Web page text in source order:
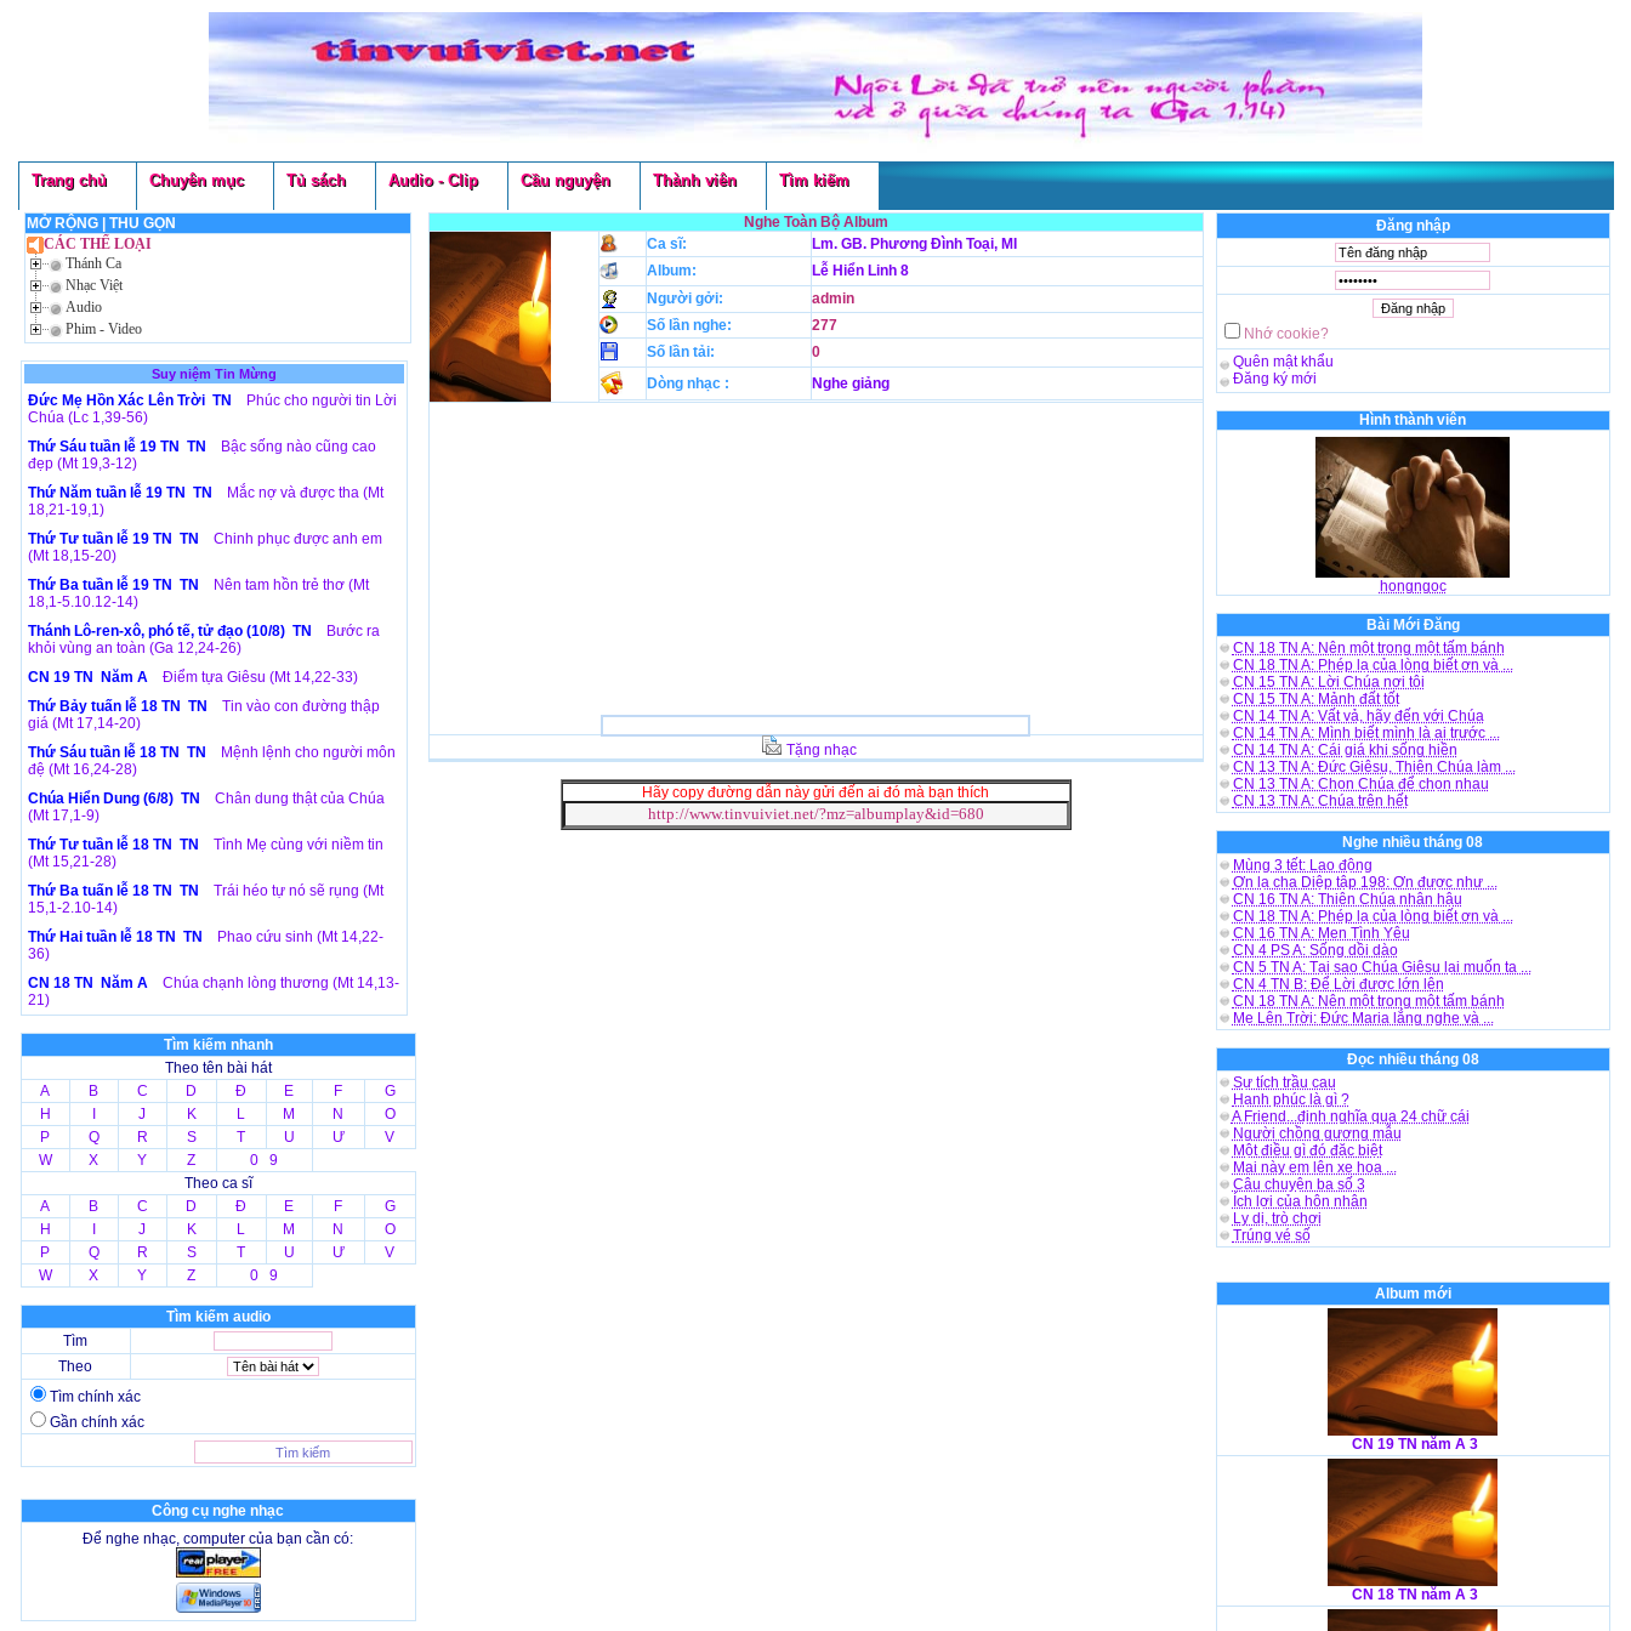
Trang chủ Chuyên mục Tủ sách Audio - Clip Cầu nguyện Thành viên Tìm kiếm
MỞ RỘNG
THU GỌN
CÁC THỂ LOẠI
Thánh Ca
Nhạc Việt
Audio
Phim - Video
Suy niệm Tin Mừng
Đức Mẹ Hồn Xác Lên Trời TN
Phúc cho người tin Lời
Chúa (Lc 1,39-56)
Thứ Sáu tuần lễ 19 TN TN
Bậc sống nào cũng cao
đẹp (Mt 19,3-12)
Thứ Năm tuần lễ 19 TN TN
Mắc nợ và được tha (Mt
18,21-19,1)
Thứ Tư tuần lễ 19 TN TN
Chinh phục được anh em
(Mt 18,15-20)
Thứ Ba tuần lễ 19 TN TN
Nên tam hồn trẻ thơ (Mt
18,1-5.10.12-14)
Thánh Lô-ren-xô, phó tế, tử đạo (10/8) TN
Bước ra
khỏi vùng an toàn (Ga 12,24-26)
CN 19 TN Năm A
Điểm tựa Giêsu (Mt 14,22-33)
Thứ Bảy tuấn lễ 18 TN TN
Tin vào con đường thập
giá (Mt 17,14-20)
Thứ Sáu tuần lễ 18 TN TN
Mệnh lệnh cho người môn
đệ (Mt 16,24-28)
Chúa Hiển Dung (6/8) TN
Chân dung thật của Chúa
(Mt 17,1-9)
Thứ Tư tuần lễ 18 TN TN
Tình Mẹ cùng với niềm tin
(Mt 15,21-28)
Thứ Ba tuấn lễ 18 TN TN
Trái héo tự nó sẽ rụng (Mt
15,1-2.10-14)
Thứ Hai tuần lễ 18 TN TN
Phao cứu sinh (Mt 14,22-
36)
CN 18 TN Năm A
Chúa chạnh lòng thương (Mt 14,13-
21)
Tìm kiếm nhanh
Theo tên bài hát
A
B C D Đ E F
G
H
J K L M N
O
P
Q R S T U Ư
V
W
X Y Z
0 9
Theo ca sĩ
A
B C D Đ E F
G
H
J K L M N
O
P
Q R S T U Ư
V
W
X Y Z 0 9
Tìm kiếm audio
Tìm
Theo
Tìm chính xác
Gần chính xác
Công cụ nghe nhạc
Để nghe nhạc, computer của bạn cần có:
Nghe Toàn Bộ Album
Ca sĩ:
Lm. GB. Phương Đình Toại, MI
Album:
Lễ Hiển Linh 8
Người gởi:
admin
Số lần nghe:
277
Số lần tải:
0
Dòng nhạc :
Nghe giảng
Tặng nhạc
Hãy copy đường dẫn này gửi đến ai đó mà bạn thích
Đăng nhập
Nhớ cookie?
Quên mật khẩu
Đăng ký mới
Hình thành viên
hongngoc
Bài Mới Đăng
CN 18 TN A: Nên một trong một tấm bánh
CN 18 TN A: Phép lạ của lòng biết ơn và ...
CN 15 TN A: Lời Chúa nơi tôi
CN 15 TN A: Mảnh đất tốt
CN 14 TN A: Vất vả, hãy đến với Chúa
CN 14 TN A: Mình biết mình là ai trước ...
CN 14 TN A: Cái giá khi sống hiền
CN 13 TN A: Đức Giêsu, Thiên Chúa làm ...
CN 13 TN A: Chọn Chúa để chọn nhau
CN 13 TN A: Chúa trên hết
Nghe nhiều tháng 08
Mùng 3 tết: Lao động
Ơn lạ cha Diệp tập 198: Ơn được như ...
CN 16 TN A: Thiên Chúa nhân hậu
CN 18 TN A: Phép lạ của lòng biết ơn và ...
CN 16 TN A: Men Tình Yêu
CN 4 PS A: Sống dồi dào
CN 5 TN A: Tại sao Chúa Giêsu lại muốn ta ...
CN 4 TN B: Để Lời được lớn lên
CN 18 TN A: Nên một trong một tấm bánh
Mẹ Lên Trời: Đức Maria lắng nghe và ...
Đọc nhiều tháng 08
Sự tích trầu cau
Hạnh phúc là gì ?
A Friend...định nghĩa qua 24 chữ cái
Người chồng gương mẫu
Một điều gì đó đặc biệt
Mai này em lên xe hoa ...
Câu chuyện ba số 3
Ích lợi của hôn nhân
Ly dị, trò chơi
Trúng vé số
Album mới
CN 19 TN năm A 3
CN 18 TN năm A 3